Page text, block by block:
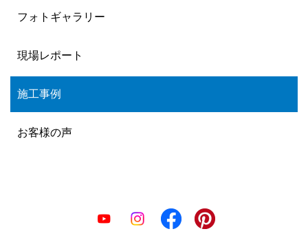
フォトギャラリー
現場レポート
施工事例
お客様の声